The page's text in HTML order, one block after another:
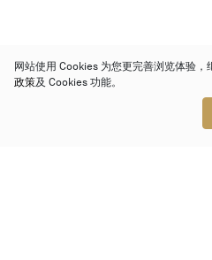
网站使用 Cookies 为您更完善浏览体验
政策及 Cookies 功能。